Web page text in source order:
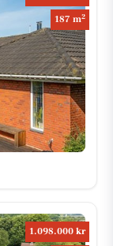
187 m2
1.098.000 kr